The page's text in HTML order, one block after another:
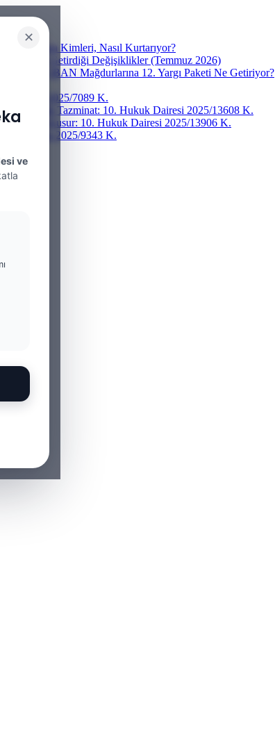
✕
ve
Fıkra Kimleri, Nasıl Kurtarıyor?
ve Getirdiği Değişiklikler (Temmuz 2026)
Ne Gelir? IBAN Mağdurlarına 12. Yargı Paketi Ne Getiriyor?
Dairesi 2025/7089 K.
ve Maddi Tazminat: 10. Hukuk Dairesi 2025/13608 K.
ve Ağır Kusur: 10. Hukuk Dairesi 2025/13906 K.
Dairesi 2025/9343 K.
K.